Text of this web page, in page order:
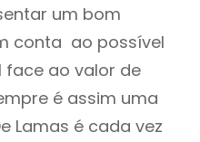
um bom
conta ao possível
face ao valor de
é assim uma
Lamas é cada vez